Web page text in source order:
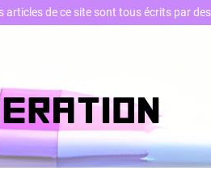
articles de ce site sont tous écrits par